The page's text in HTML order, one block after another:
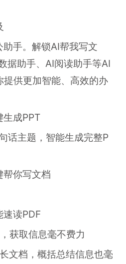
手。解锁AI帮我写文
据助手、AI阅读助手等AI
提供更加智能、高效的办
成PPT
话主题，智能生成完整P
你写文档
读PDF
获取信息毫不费力
文档，概括总结信息也毫